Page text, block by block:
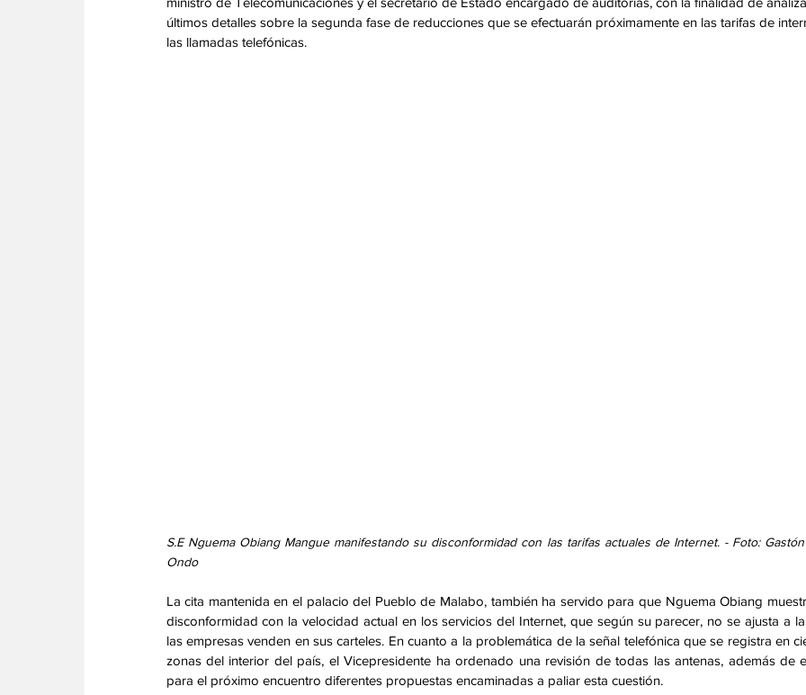
últimos detalles sobre la segunda fase de reducciones que se efectuarán próximamente en las tarifas de
las llamadas telefónicas.
S.E Nguema Obiang Mangue manifestando su disconformidad con las tarifas actuales de Internet. - Foto:
Ondo
La cita mantenida en el palacio del Pueblo de Malabo, también ha servido para que Nguema Obiang
disconformidad con la velocidad actual en los servicios del Internet, que según su parecer, no se ajusta a
las empresas venden en sus carteles. En cuanto a la problemática de la señal telefónica que se registra en
zonas del interior del país, el Vicepresidente ha ordenado una revisión de todas las antenas, además de
para el próximo encuentro diferentes propuestas encaminadas a paliar esta cuestión.